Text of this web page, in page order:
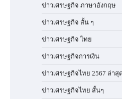
ข่าวเศรษฐกิจ ภาษาอังกฤษ
ข่าวเศรษฐกิจ สั้น ๆ
ข่าวเศรษฐกิจ ไทย
ข่าวเศรษฐกิจการเงิน
ข่าวเศรษฐกิจไทย 2567 ล่าสุ
ข่าวเศรษฐกิจไทย สั้นๆ